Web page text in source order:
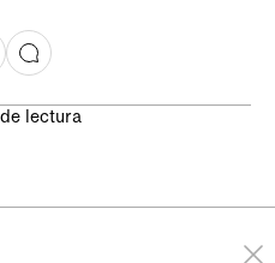
lectura